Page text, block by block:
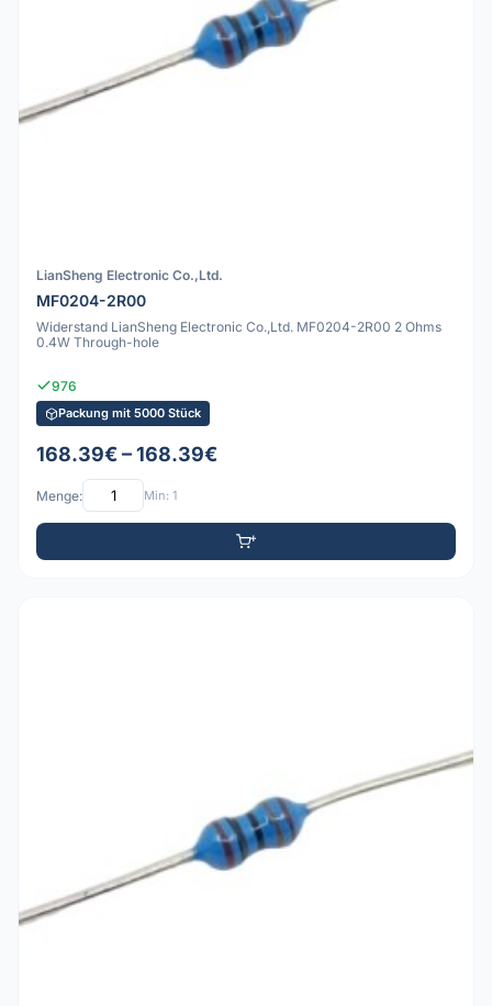
LianSheng Electronic Co.,Ltd.
MF0204-2R00
Widerstand LianSheng Electronic Co.,Ltd. MF0204-2R00 2 Ohms
0.4W Through-hole
976
Packung mit 5000 Stück
168.39€ – 168.39€
Menge: Min: 1